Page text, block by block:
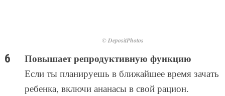
© DepositPhotos
Повышает репродуктивную функцию
Если ты планируешь в ближайшее время зачать
ребенка, включи ананасы в свой рацион.